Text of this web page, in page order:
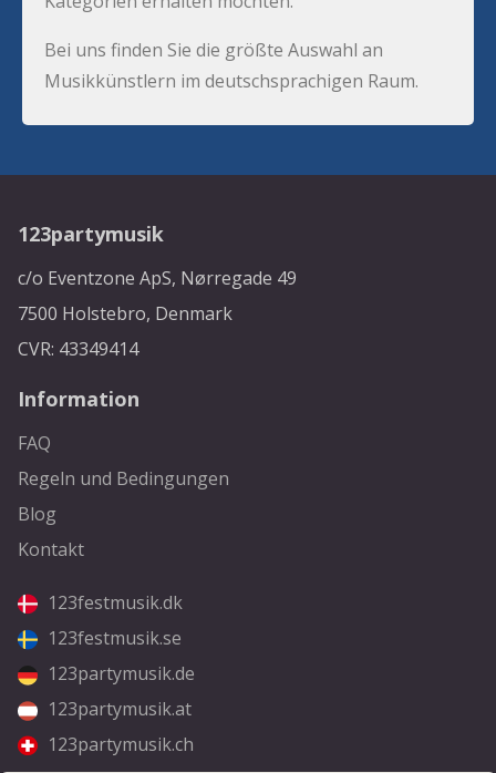
Bei uns finden Sie die größte Auswahl an
Musikkünstlern im deutschsprachigen Raum.
123partymusik
c/o Eventzone ApS, Nørregade 49
7500 Holstebro, Denmark
CVR: 43349414
Information
FAQ
Regeln und Bedingungen
Blog
Kontakt
123festmusik.dk
123festmusik.se
123partymusik.de
123partymusik.at
123partymusik.ch